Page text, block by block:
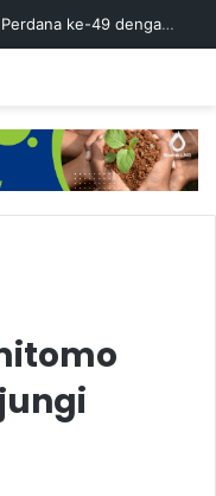
Project Risk Management Subholding Upstream Kunjungi Badak LNG